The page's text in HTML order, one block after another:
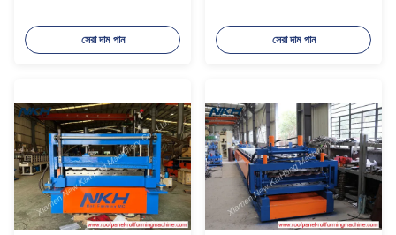
সেরা দাম পান সেরা দাম পান